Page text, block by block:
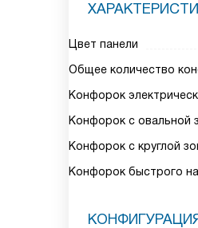
Цвет панели
Общее количество
Конфорок
Конфорок с овальной
Конфорок с круглой
Конфорок быстрого